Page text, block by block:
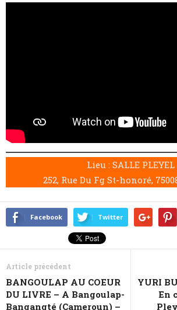
Lieu : SALLE PLEYEL
252, Rue Du Fg St-honoré,
Facebook Twitter
Article précédent
BANGOULAP AU COEUR
DU LIVRE – A Bangoulap-
Bangangté (Cameroun) –
YURI
En